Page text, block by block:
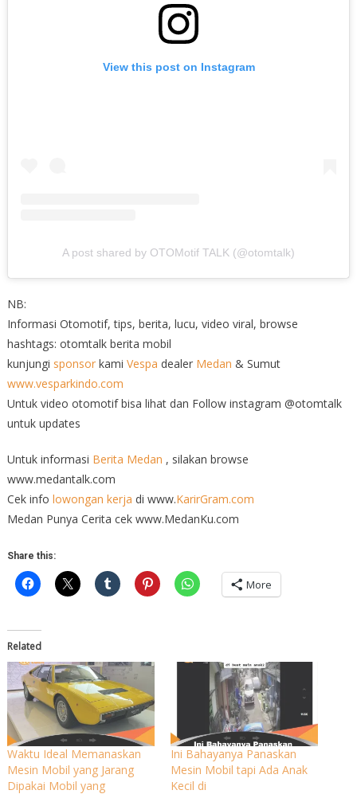
View this post on Instagram
A post shared by OTOMotif TALK (@otomtalk)
NB:
Informasi Otomotif, tips, berita, lucu, video viral, browse
hashtags: otomtalk berita mobil
kunjungi sponsorkami Vespa dealer Medan & Sumut
www.vesparkindo.com
Untuk video otomotif bisa lihat dan Follow instagram @otomtalk
untuk updates
Untuk informasi Berita Medan , silakan browse
www.medantalk.com
Cek info lowongan kerja di www.KarirGram.com
Medan Punya Cerita cek www.MedanKu.com
Share this:
More
Related
Waktu Ideal Memanaskan
Mesin Mobil yang Jarang
Dipakai Mobil yang
Ini Bahayanya Panaskan
Mesin Mobil tapi Ada Anak
Kecil di